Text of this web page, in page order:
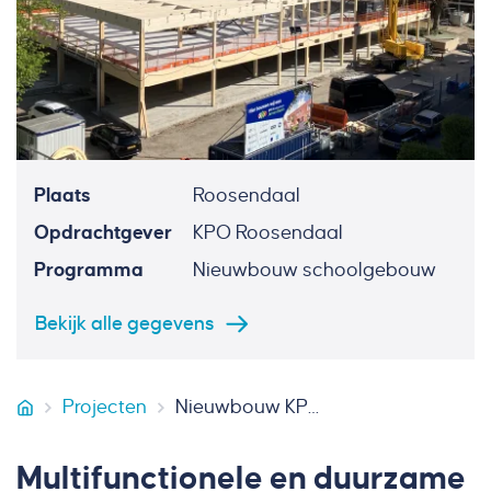
Plaats
Roosendaal
Opdrachtgever
KPO Roosendaal
Programma
Nieuwbouw schoolgebouw
Bekijk alle gegevens
VB Bouw
Projecten Nieuwbouw KPO Kindcentrum Jeroen Bosch Roosendaal
Multifunctionele en duurzame